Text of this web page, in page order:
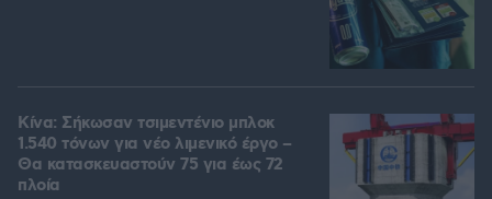
Κίνα: Σήκωσαν τσιμεντένιο μπλοκ
1.540 τόνων για νέο λιμενικό έργο –
Θα κατασκευαστούν 75 για έως 72
πλοία